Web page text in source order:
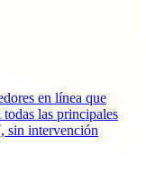
en línea que
las principales
sin intervención